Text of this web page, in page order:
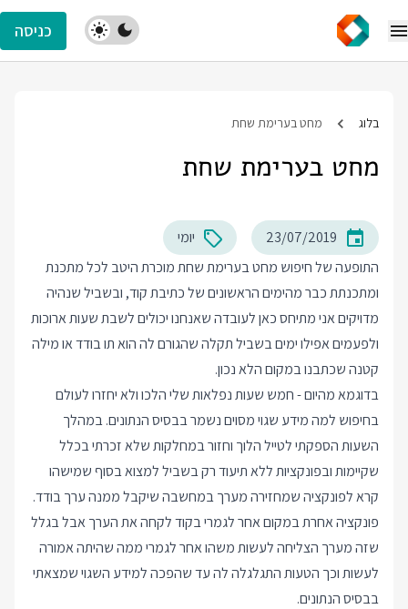
כניסה
בלוג מחט בערימת שחת
מחט בערימת שחת
23/07/2019
יומי
התופעה של חיפוש מחט בערימת שחת מוכרת היטב לכל מתכנת
ומתכנתת כבר מהימים הראשונים של כתיבת קוד, ובשביל שנהיה
מדויקים אני מתיחס כאן לעובדה שאנחנו יכולים לשבת שעות ארוכות
ולפעמים אפילו ימים בשביל תקלה שהגורם לה הוא תו בודד או מילה
קטנה שכתבנו במקום הלא נכון.
בדוגמא מהיום - חמש שעות נפלאות שלי הלכו ולא יחזרו לעולם
בחיפוש למה מידע שגוי מסוים נשמר בבסיס הנתונים. במהלך
השעות הספקתי לטייל הלוך וחזור במחלקות שלא זכרתי בכלל
שקיימות ובפונקציות ללא תיעוד רק בשביל למצוא בסוף שמישהו
קרא לפונקציה שמחזירה מערך במחשבה שיקבל ממנה ערך בודד.
פונקציה אחרת במקום אחר לגמרי בקוד לקחה את הערך אבל בגלל
שזה מערך הצליחה לעשות משהו אחר לגמרי ממה שהיתה אמורה
לעשות וכך הטעות התגלגלה לה עד שהפכה למידע השגוי שמצאתי
בבסיס הנתונים.